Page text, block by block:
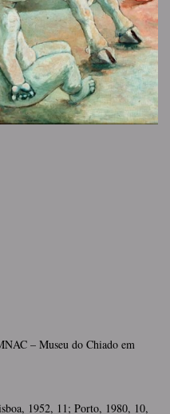
– Museu do Chiado em
1952, 11; Porto, 1980, 10,